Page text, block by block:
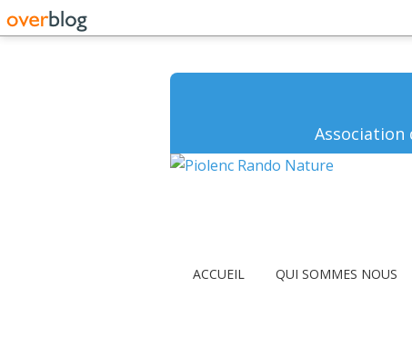
Association
ACCUEIL QUI SOMMES NOUS